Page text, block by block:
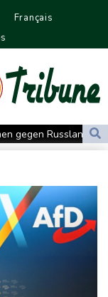
Français
gegen Russland
aus - Präsident
vorerst
Krieg nach Serbien
an Leipziger